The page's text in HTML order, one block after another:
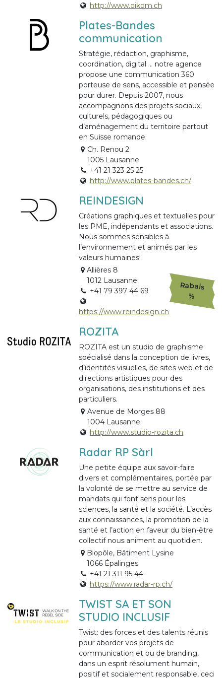
http://www.oikom.ch
Plates-Bandes
communication
Stratégie, rédaction, graphisme,
coordination, digital … notre agence
propose une communication 360
porteuse de sens, accessible et pensée
pour durer. Depuis 2007, nous
accompagnons des projets sociaux,
culturels, pédagogiques ou
d’aménagement du territoire partout
en Suisse romande.
Ch. Renou 2
1005 Lausanne
+41 21 323 25 25
http://www.plates-bandes.ch/
REINDESIGN
Créations graphiques et textuelles pour
les PME, indépendants et associations.
Nous sommes sensibles à
l’environnement et animés par les
valeurs humaines!
Allières 8
1012 Lausanne
+41 79 397 44 69
https://www.reindesign.ch
Rabais
%
ROZITA
ROZITA est un studio de graphisme
spécialisé dans la conception de livres,
d’identités visuelles, de sites web et de
directions artistiques pour des
organisations, des institutions et des
particuliers.
Avenue de Morges 88
1004 Lausanne
http://www.studio-rozita.ch
Radar RP Sàrl
Une petite équipe aux savoir-faire
divers et complémentaires, portée par
la volonté de se mettre au service de
mandats qui font sens pour les
sciences, la santé et la société. L’accès
aux connaissances, la promotion de la
santé et l’action en faveur du bien-être
collectif nous animent au quotidien.
Biopôle, Bâtiment Lysine
1066 Épalinges
+41 21 311 95 44
https://www.radar-rp.ch/
TWIST SA ET SON
STUDIO INCLUSIF
Twist: des forces et des talents réunis
pour aborder vos projets de
communication et ou de branding,
dans un esprit résolument humain,
positif et socialement responsable, ceci